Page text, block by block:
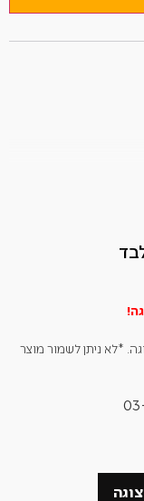
*לא ניתן לשמור מוצר